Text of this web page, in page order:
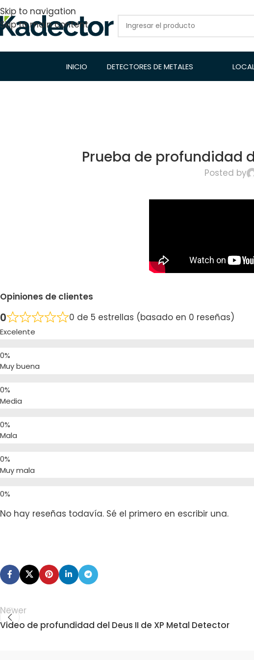
Skip to navigation
Skip to main content
INICIO DETECTORES DE METALES
Prueba de profundidad
Posted by
Opiniones de clientes
0 0 de 5 estrellas (basado en 0 reseñas)
Excelente
Muy buena
Media
Mala
Muy mala
No hay reseñas todavía. Sé el primero en escribir una.
Newer
Video de profundidad del Deus II de XP Metal Detector